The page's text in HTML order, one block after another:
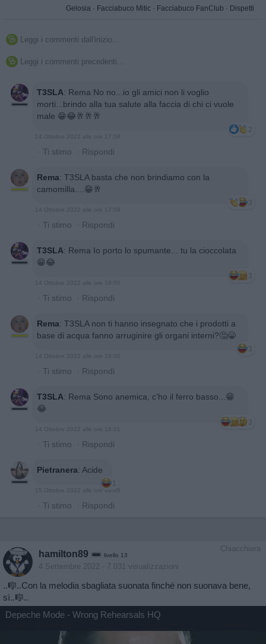
Gelosia · Facciabuco Mitic · Facciabuco FanClub · Dispetti
 Leggi i commenti dall'inizio...
 Leggi i commenti precedenti...
T3SLA: Rema No no...io gli amici non li voglio
morti...brindo alla tua salute alla faccia di chi ci vuole
male 😁😂🥂🥂🥂
2
14 Ottobre 2022 alle ore 17:58
· Ti stimo · Rispondi
Rema: T3SLA basta che non brindiamo con la
camomilla....😁🥂
3
14 Ottobre 2022 alle ore 17:59
· Ti stimo · Rispondi
T3SLA: Rema Io porto lo spumante... tu la cioccolata
😁😂
3
· Ti stimo · Rispondi
Rema: T3SLA non ti hanno insegnato che i prodotti a
base di acqua fanno arruginire gli organi interni?🤔😁
3
· Ti stimo · Rispondi
T3SLA: Rema Sono anemica, c'ho il ferro basso...😁
😂
3
· Ti stimo · Rispondi
Pietranera: Acide
1
15 Ottobre 2022 alle ore 10:09
· Ti stimo · Rispondi
Chiacchiera
hamilton89 livello 13
4 Settembre 2022 - 7.031 visualizzazioni
..🎼..Con la melodia sbagliata suonata finché non suonava bene,
sì..🎼..
Depeche Mode - Wrong Rehearsals HQ